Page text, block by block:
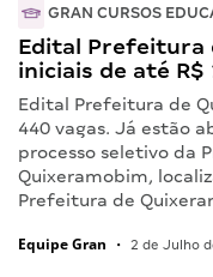
GRAN CURSOS
Edital Prefeitura
iniciais de até R$
Edital Prefeitura de
440 vagas. Já estão
processo seletivo da
Quixeramobim,
Prefeitura de
Equipe Gran • 2 de Julho